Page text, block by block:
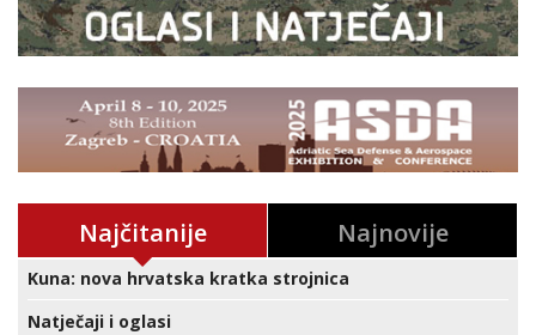
Najčitanije Najnovije
Kuna: nova hrvatska kratka strojnica
Natječaji i oglasi